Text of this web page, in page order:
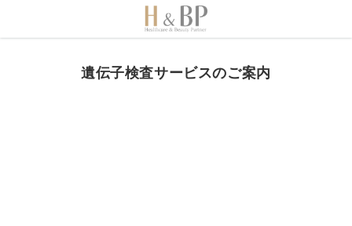
遺伝子検査サービスのご案内